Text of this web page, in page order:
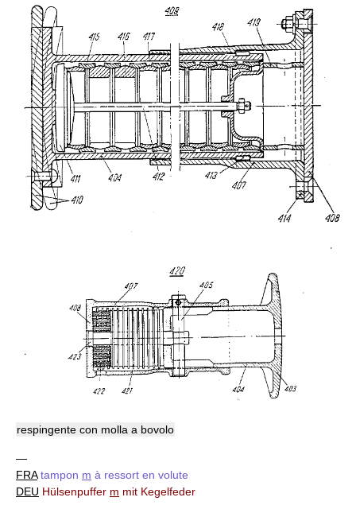
respingente con molla a bovolo
—
FRA tampon m à ressort en volute
DEU Hülsenpuffer m mit Kegelfeder